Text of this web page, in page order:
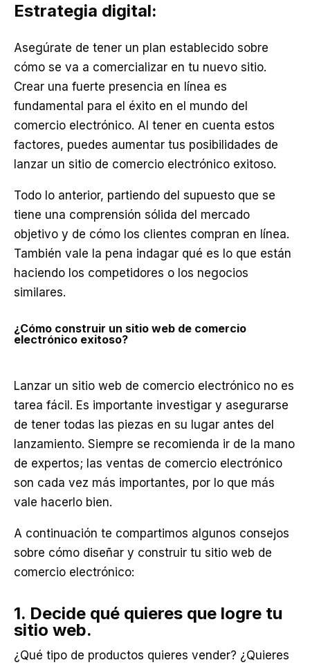
Estrategia digital:
Asegúrate de tener un plan establecido sobre
cómo se va a comercializar en tu nuevo sitio.
Crear una fuerte presencia en línea es
fundamental para el éxito en el mundo del
comercio electrónico. Al tener en cuenta estos
factores, puedes aumentar tus posibilidades de
lanzar un sitio de comercio electrónico exitoso.
Todo lo anterior, partiendo del supuesto que se
tiene una comprensión sólida del mercado
objetivo y de cómo los clientes compran en línea.
También vale la pena indagar qué es lo que están
haciendo los competidores o los negocios
similares.
¿Cómo construir un sitio web de comercio
electrónico exitoso?
Lanzar un sitio web de comercio electrónico no es
tarea fácil. Es importante investigar y asegurarse
de tener todas las piezas en su lugar antes del
lanzamiento. Siempre se recomienda ir de la mano
de expertos; las ventas de comercio electrónico
son cada vez más importantes, por lo que más
vale hacerlo bien.
A continuación te compartimos algunos consejos
sobre cómo diseñar y construir tu sitio web de
comercio electrónico:
1. Decide qué quieres que logre tu
sitio web.
¿Qué tipo de productos quieres vender? ¿Quieres